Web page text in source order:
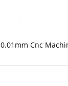
0.01mm Cnc